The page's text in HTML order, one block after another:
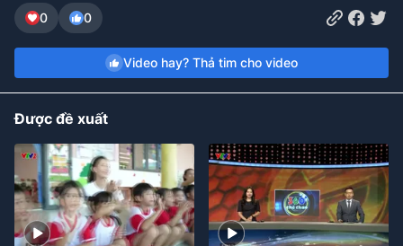
VIDEO
0 0
Video hay? Thả tim cho video
Được đề xuất